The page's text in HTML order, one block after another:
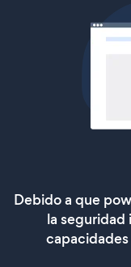
Debido a que
la seguridad